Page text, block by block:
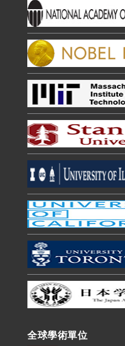
全球學術單位